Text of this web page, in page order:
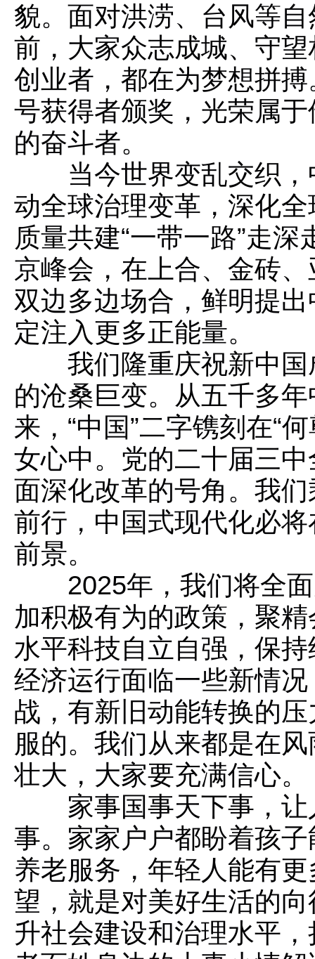
貌。面对洪涝、台风等
前，大家众志成城、守
创业者，都在为梦想拼
号获得者颁奖，光荣属
的奋斗者。
当今世界变乱交织
动全球治理变革，深化
质量共建“一带一路”走
京峰会，在上合、金砖
双边多边场合，鲜明提
定注入更多正能量。
我们隆重庆祝新中
的沧桑巨变。从五千多
来，“中国”二字镌刻在“
女心中。党的二十届三
面深化改革的号角。我
前行，中国式现代化必
前景。
2025年，我们将全面
加积极有为的政策，聚
水平科技自立自强，保
经济运行面临一些新情
战，有新旧动能转换的
服的。我们从来都是在
壮大，大家要充满信心。
家事国事天下事，
事。家家户户都盼着孩
养老服务，年轻人能有
望，就是对美好生活的
升社会建设和治理水平